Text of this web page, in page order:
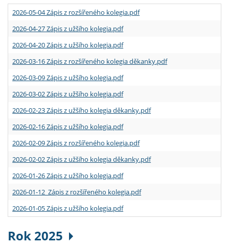
2026-05-04 Zápis z rozšířeného kolegia.pdf
2026-04-27 Zápis z užšího kolegia.pdf
2026-04-20 Zápis z užšího kolegia.pdf
2026-03-16 Zápis z rozšířeného kolegia děkanky.pdf
2026-03-09 Zápis z užšího kolegia.pdf
2026-03-02 Zápis z užšího kolegia.pdf
2026-02-23 Zápis z užšího kolegia děkanky.pdf
2026-02-16 Zápis z užšího kolegia.pdf
2026-02-09 Zápis z rozšířeného kolegia.pdf
2026-02-02 Zápis z užšího kolegia děkanky.pdf
2026-01-26 Zápis z užšího kolegia.pdf
2026-01-12 Zápis z rozšířeného kolegia.pdf
2026-01-05 Zápis z užšího kolegia.pdf
Rok 2025